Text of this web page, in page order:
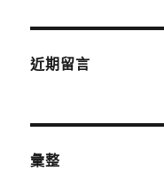
近期留言
彙整